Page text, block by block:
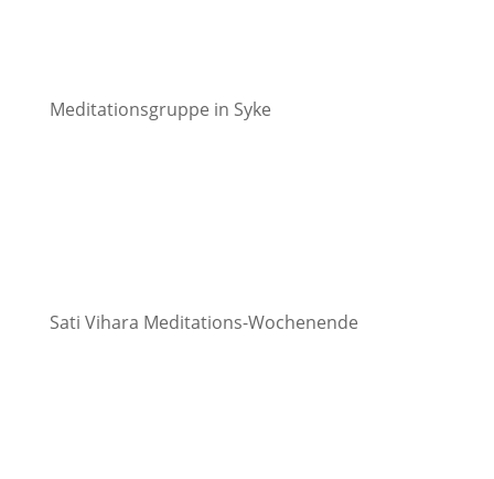
Meditationsgruppe in Syke
Sati Vihara Meditations-Wochenende